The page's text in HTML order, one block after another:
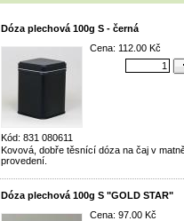
Dóza plechová 100g S - černá
Kód: 831 080611
Cena: 112.00 Kč
Kovová, dobře těsnící dóza na čaj v
provedení.
Dóza plechová 100g S "GOLD STAR"
Cena: 97.00 Kč